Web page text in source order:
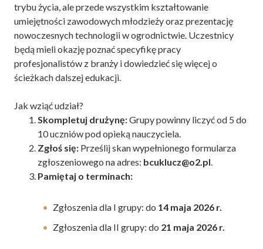
trybu życia, ale przede wszystkim kształtowanie
umiejętności zawodowych młodzieży oraz prezentację
nowoczesnych technologii w ogrodnictwie. Uczestnicy
będą mieli okazję poznać specyfikę pracy
profesjonalistów z branży i dowiedzieć się więcej o
ścieżkach dalszej edukacji.
Jak wziąć udział?
Skompletuj drużynę:Grupy powinny liczyć od 5 do
10 uczniów pod opieką nauczyciela.
Zgłoś się: Prześlij skan wypełnionego formularza
zgłoszeniowego na adres: bcuklucz@o2.pl
Pamiętaj o terminach:
Zgłoszenia dla I grupy: do 14 maja 2026 r.
Zgłoszenia dla II grupy: do 21 maja 2026 r.